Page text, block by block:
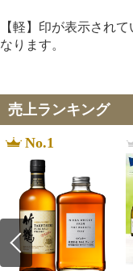
【軽】印が表示され
なります。
売上ランキング
No.1